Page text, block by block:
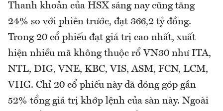
Thanh khoản của HSX sáng nay cũng tăng
24% so với phiên trước, đạt 366,2 tỷ đồng.
Trong 20 cổ phiếu đạt giá trị cao nhất, xuất
hiện nhiều mã không thuộc rổ VN30 như ITA,
NTL, DIG, VNE, KBC, VIS, ASM, FCN, LCM,
VHG. Chỉ 20 cổ phiếu này đã đóng góp gần
52% tổng giá trị khớp lệnh của sàn này. Ngoài